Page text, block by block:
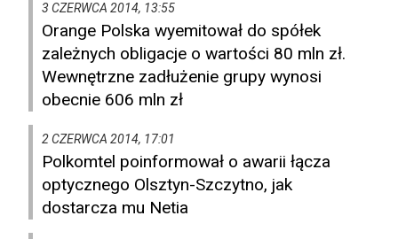
3 CZERWCA 2014, 13:55
Orange Polska wyemitował do spółek
zależnych obligacje o wartości 80 mln zł.
Wewnętrzne zadłużenie grupy wynosi
obecnie 606 mln zł
2 CZERWCA 2014, 17:01
Polkomtel poinformował o awarii łącza
optycznego Olsztyn-Szczytno, jak
dostarcza mu Netia